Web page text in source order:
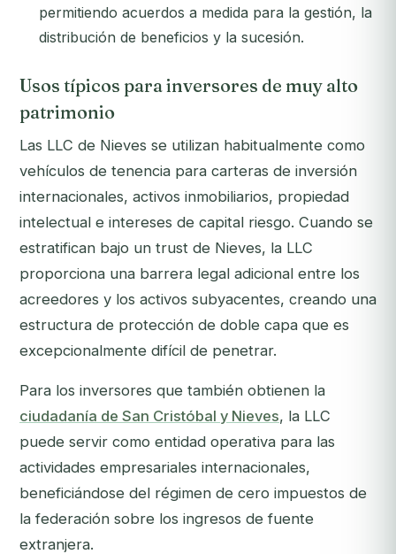
permitiendo acuerdos a medida para la gestión, la
distribución de beneficios y la sucesión.
Usos típicos para inversores de muy alto
patrimonio
Las LLC de Nieves se utilizan habitualmente como
vehículos de tenencia para carteras de inversión
internacionales, activos inmobiliarios, propiedad
intelectual e intereses de capital riesgo. Cuando se
estratifican bajo un trust de Nieves, la LLC
proporciona una barrera legal adicional entre los
acreedores y los activos subyacentes, creando una
estructura de protección de doble capa que es
excepcionalmente difícil de penetrar.
Para los inversores que también obtienen la
ciudadanía de San Cristóbal y Nieves, la LLC
puede servir como entidad operativa para las
actividades empresariales internacionales,
beneficiándose del régimen de cero impuestos de
la federación sobre los ingresos de fuente
extranjera.